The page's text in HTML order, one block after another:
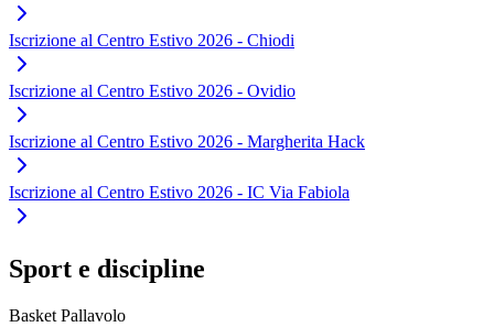
Iscrizione al Centro Estivo 2026 - Chiodi
Iscrizione al Centro Estivo 2026 - Ovidio
Iscrizione al Centro Estivo 2026 - Margherita Hack
Iscrizione al Centro Estivo 2026 - IC Via Fabiola
Sport e discipline
Basket Pallavolo